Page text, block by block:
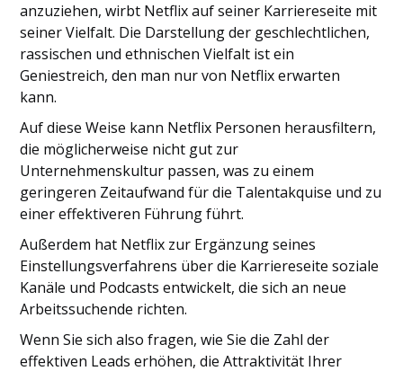
anzuziehen, wirbt Netflix auf seiner Karriereseite mit
seiner Vielfalt. Die Darstellung der geschlechtlichen,
rassischen und ethnischen Vielfalt ist ein
Geniestreich, den man nur von Netflix erwarten
kann.
Auf diese Weise kann Netflix Personen herausfiltern,
die möglicherweise nicht gut zur
Unternehmenskultur passen, was zu einem
geringeren Zeitaufwand für die Talentakquise und zu
einer effektiveren Führung führt.
Außerdem hat Netflix zur Ergänzung seines
Einstellungsverfahrens über die Karriereseite soziale
Kanäle und Podcasts entwickelt, die sich an neue
Arbeitssuchende richten.
Wenn Sie sich also fragen, wie Sie die Zahl der
effektiven Leads erhöhen, die Attraktivität Ihrer